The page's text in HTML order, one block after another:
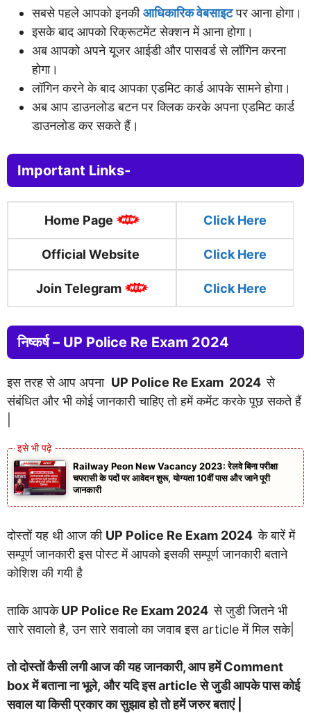
सबसे पहले आपको इनकीआधिकारिक वेबसाइटपर आना होगा।
इसके बाद आपको रिक्रूटमेंट सेक्शन में आना होगा।
अब आपको अपने यूजर आईडी और पासवर्ड से लॉगिन करना
होगा।
लॉगिन करने के बाद आपका एडमिट कार्ड आपके सामने होगा।
अब आप डाउनलोड बटन पर क्लिक करके अपना एडमिट कार्ड
डाउनलोड कर सकते हैं।
Important Links-
Home Page Click Here
Official Website Click Here
Join Telegram Click Here
निष्कर्ष – UP Police Re Exam 2024
इस तरह से आप अपना UP Police Re Exam 2024से
संबंधित और भी कोई जानकारी चाहिए तो हमें कमेंट करके पूछ सकते हैं
Railway Peon New Vacancy 2023: रेलवे बिना परीक्षा
चपरासी के पदों पर आवेदन शुरू, योग्यता 10वीं पास और जाने पूरी
जानकारी
दोस्तों यह थी आज की UP Police Re Exam 2024के बारें में
सम्पूर्ण जानकारी इस पोस्ट में आपको इसकी सम्पूर्ण जानकारी बताने
कोशिश की गयी है
ताकि आपकेUP Police Re Exam 2024से जुडी जितने भी
सारे सवालो है, उन सारे सवालो का जवाब इस article में मिल सके|
तो दोस्तों कैसी लगी आज की यह जानकारी, आप हमें Comment
box में बताना ना भूले, और यदि इस article से जुडी आपके पास कोई
सवाल या किसी प्रकार का सुझाव हो तो हमें जरुर बताएं |